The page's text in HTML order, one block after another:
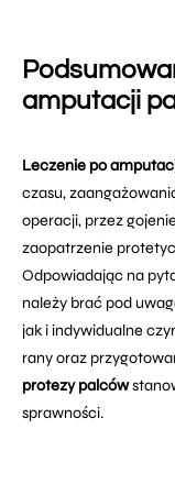
amputacji
Leczenie po
czasu,
operacji, przez
zaopatrzenie
Odpowiadając na
należy brać pod
jak i indywidualne
rany oraz
protezy palców
sprawności.